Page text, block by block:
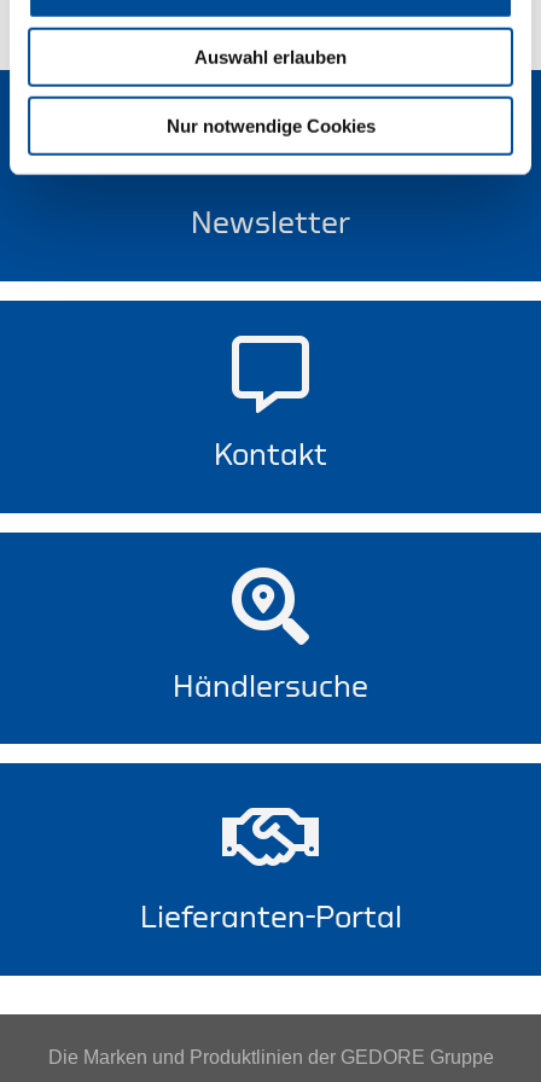
Auswahl erlauben
Nur notwendige Cookies
Newsletter
Kontakt
Händlersuche
Lieferanten-Portal
Die Marken und Produktlinien der GEDORE Gruppe